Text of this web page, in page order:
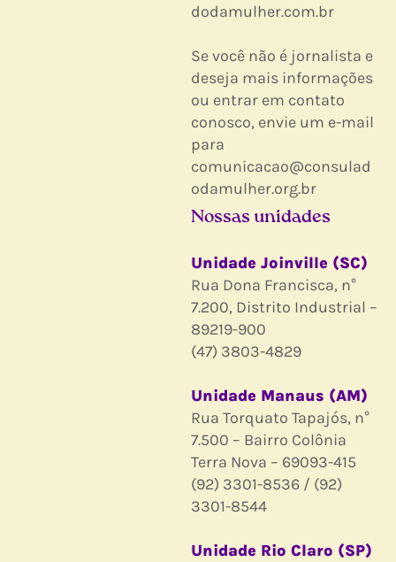
dodamulher.com.br
Se você não é jornalista e
deseja mais informações
ou entrar em contato
conosco, envie um e-mail
para
comunicacao@consulad
odamulher.org.br
Nossas unidades
Unidade Joinville (SC)
Rua Dona Francisca, n°
7.200, Distrito Industrial –
89219-900
(47) 3803-4829
Unidade Manaus (AM)
Rua Torquato Tapajós, n°
7.500 – Bairro Colônia
Terra Nova – 69093-415
(92) 3301-8536 / (92)
3301-8544
Unidade Rio Claro (SP)